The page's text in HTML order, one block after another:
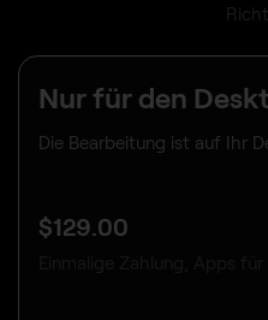
Nur für den
Die Bearbeitung ist auf Ihr
$129.00